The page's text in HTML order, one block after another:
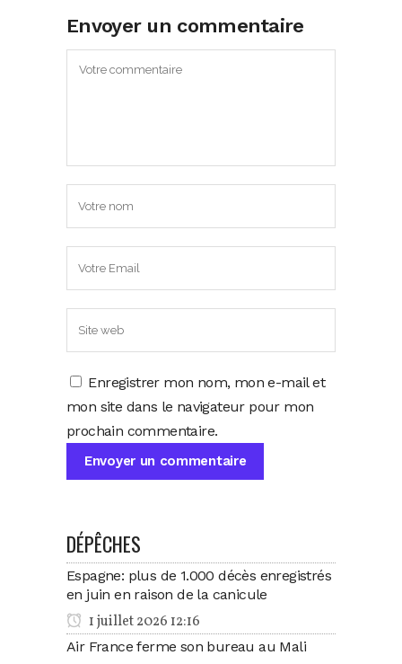
Envoyer un commentaire
Enregistrer mon nom, mon e-mail et
mon site dans le navigateur pour mon
prochain commentaire.
DÉPÊCHES
Espagne: plus de 1.000 décès enregistrés
en juin en raison de la canicule
1 juillet 2026 12:16
Air France ferme son bureau au Mali